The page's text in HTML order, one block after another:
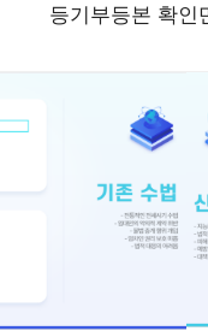
등기부등본 확인